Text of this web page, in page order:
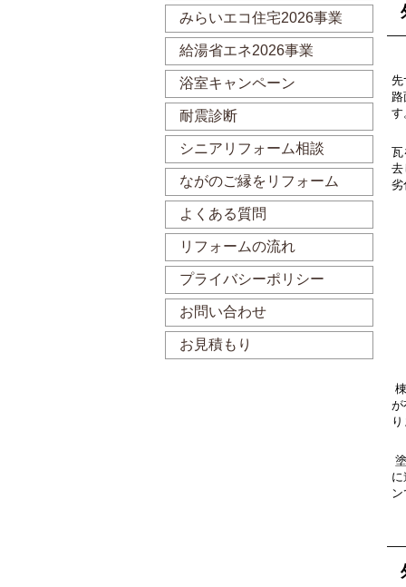
先
す
瓦
去
劣
が
り
ン
みらいエコ住宅2026事業
給湯省エネ2026事業
浴室キャンペーン
耐震診断
シニアリフォーム相談
ながのご縁をリフォーム
よくある質問
リフォームの流れ
プライバシーポリシー
お問い合わせ
お見積もり